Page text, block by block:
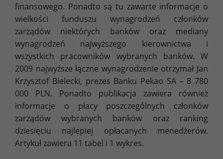
finansowego. Ponadto są tu zawarte informacje o
wielkości funduszu wynagrodzeń członków
zarządów niektórych banków oraz mediany
wynagrodzeń najwyższego kierownictwa i
wszystkich pracowników wybranych banków. W
2009 najwyższe łączne wynagrodzenie otrzymał Jan
Krzysztof Bielecki, prezes Banku Pekao SA – 8 780
000 PLN. Ponadto publikacja zawiera również
informacje o płacy poszczególnych członków
zarządów wybranych banków oraz ranking
dziesięciu najlepiej opłacanych menedżerów.
Artykuł zawiera 11 tabel i 1 wykres.